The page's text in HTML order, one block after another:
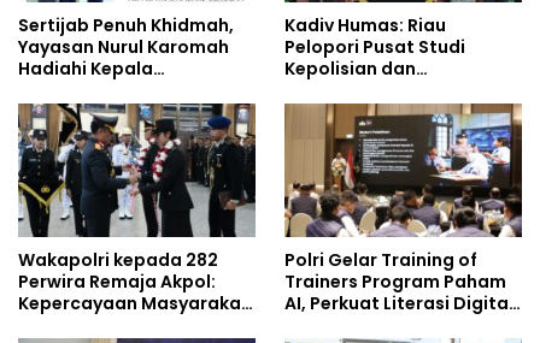
Sertijab Penuh Khidmah,
Yayasan Nurul Karomah
Hadiahi Kepala
Umrah
Kadiv Humas: Riau
Pelopori Pusat Studi
Kepolisian dan
Policing Masuki Babak
Wakapolri kepada 282
Perwira Remaja Akpol:
Kepercayaan Masyarakat
Polri Gelar Training of
Trainers Program Paham
AI, Perkuat Literasi Digital